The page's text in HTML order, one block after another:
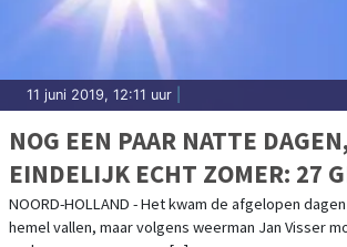
11 juni 2019, 12:11 uur
NOG EEN PAAR NATTE
EINDELIJK ECHT ZOMER: 27
KOMST
NOORD-HOLLAND - Het kwam de afgelopen
hemel vallen, maar volgens weerman Jan Visser